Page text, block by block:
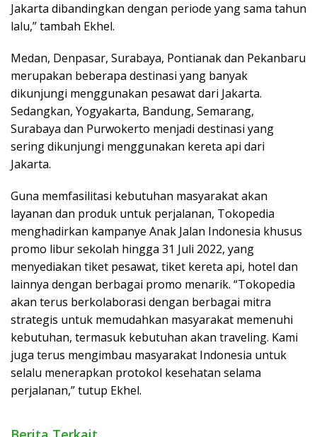
Jakarta dibandingkan dengan periode yang sama tahun
lalu,” tambah Ekhel.
Medan, Denpasar, Surabaya, Pontianak dan Pekanbaru
merupakan beberapa destinasi yang banyak
dikunjungi menggunakan pesawat dari Jakarta.
Sedangkan, Yogyakarta, Bandung, Semarang,
Surabaya dan Purwokerto menjadi destinasi yang
sering dikunjungi menggunakan kereta api dari
Jakarta.
Guna memfasilitasi kebutuhan masyarakat akan
layanan dan produk untuk perjalanan, Tokopedia
menghadirkan kampanye Anak Jalan Indonesia khusus
promo libur sekolah hingga 31 Juli 2022, yang
menyediakan tiket pesawat, tiket kereta api, hotel dan
lainnya dengan berbagai promo menarik. “Tokopedia
akan terus berkolaborasi dengan berbagai mitra
strategis untuk memudahkan masyarakat memenuhi
kebutuhan, termasuk kebutuhan akan traveling. Kami
juga terus mengimbau masyarakat Indonesia untuk
selalu menerapkan protokol kesehatan selama
perjalanan,” tutup Ekhel.